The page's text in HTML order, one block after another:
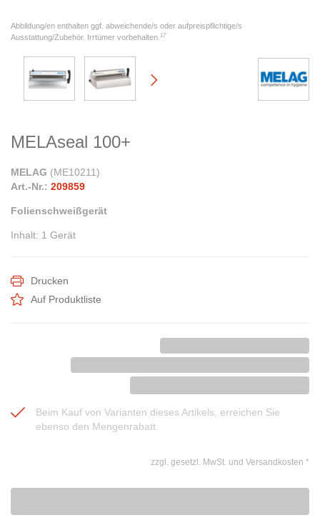
Abbildung/en enthalten ggf. abweichende/s oder aufpreispflichtige/s
Ausstattung/Zubehör. Irrtümer vorbehalten. 17
MELAseal 100+
Beim Kauf von Varianten dieses Artikels, erreichen Sie
ebenso den Mengenrabatt.
MELAG (ME10211)
Art.-Nr.: 209859
Folienschweißgerät
Inhalt: 1 Gerät
Drucken
Auf Produktliste
zzgl. gesetzl. MwSt. und Versandkosten *